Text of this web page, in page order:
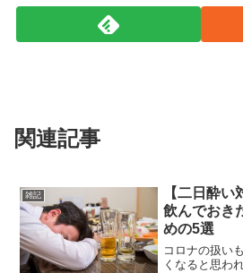
関連記事
雑記
【二日酔
飲んでおき
めの5選
コロナの扱い
くなると思わ